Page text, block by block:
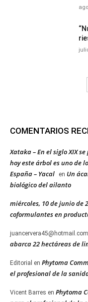
COMENTARIOS
Xataka – En el siglo XIX
hoy este árbol es uno de
España – Yacal
en Un
biológico del ailanto
miércoles, 10 de junio de
coformulantes en
juancervera45@hotmail.com
abarca 22 hectáreas de
Editorial en Phytoma
el profesional de la
Vicent Barres en Phytoma